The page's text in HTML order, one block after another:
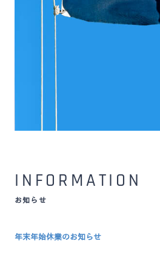
INFORMATION
お知らせ
年末年始休業のお知らせ